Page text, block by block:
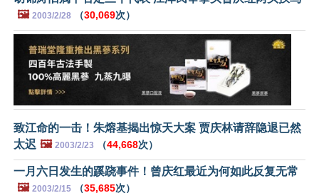
🖼️ 2003/2/28 （30,069次）
致江命的一击！朱熔基揭出惊天大案 贾庆林请辞隐退已然
太迟 🖼️ 2003/2/23 （44,668次）
一月六日发生的蹊跷事件！曾庆红最近为何如此反复无常
🖼️ 2003/2/15 （35,685次）